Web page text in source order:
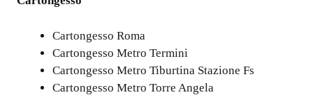
Cartongesso Roma
Cartongesso Metro Termini
Cartongesso Metro Tiburtina Stazione Fs
Cartongesso Metro Torre Angela